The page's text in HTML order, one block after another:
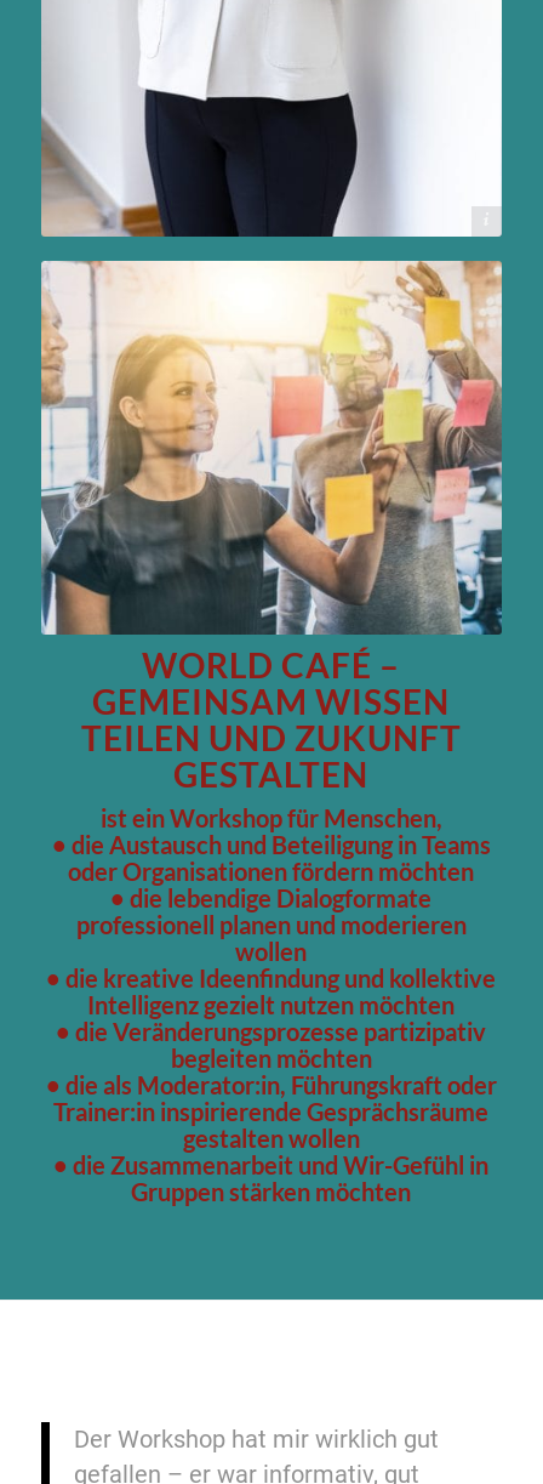
WORLD CAFÉ –
GEMEINSAM WISSEN
TEILEN UND ZUKUNFT
GESTALTEN
ist ein Workshop für Menschen,
• die Austausch und Beteiligung in Teams
oder Organisationen fördern möchten
• die lebendige Dialogformate
professionell planen und moderieren
wollen
• die kreative Ideenfindung und kollektive
Intelligenz gezielt nutzen möchten
• die Veränderungsprozesse partizipativ
begleiten möchten
• die als Moderator:in, Führungskraft oder
Trainer:in inspirierende Gesprächsräume
gestalten wollen
• die Zusammenarbeit und Wir-Gefühl in
Gruppen stärken möchten
Der Workshop hat mir wirklich gut
gefallen – er war informativ, gut